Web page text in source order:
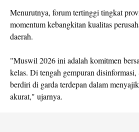
Menurutnya, forum tertinggi tingkat
momentum kebangkitan kualitas
daerah.
"Muswil 2026 ini adalah komitmen
kelas. Di tengah gempuran
berdiri di garda terdepan dalam
akurat," ujarnya.